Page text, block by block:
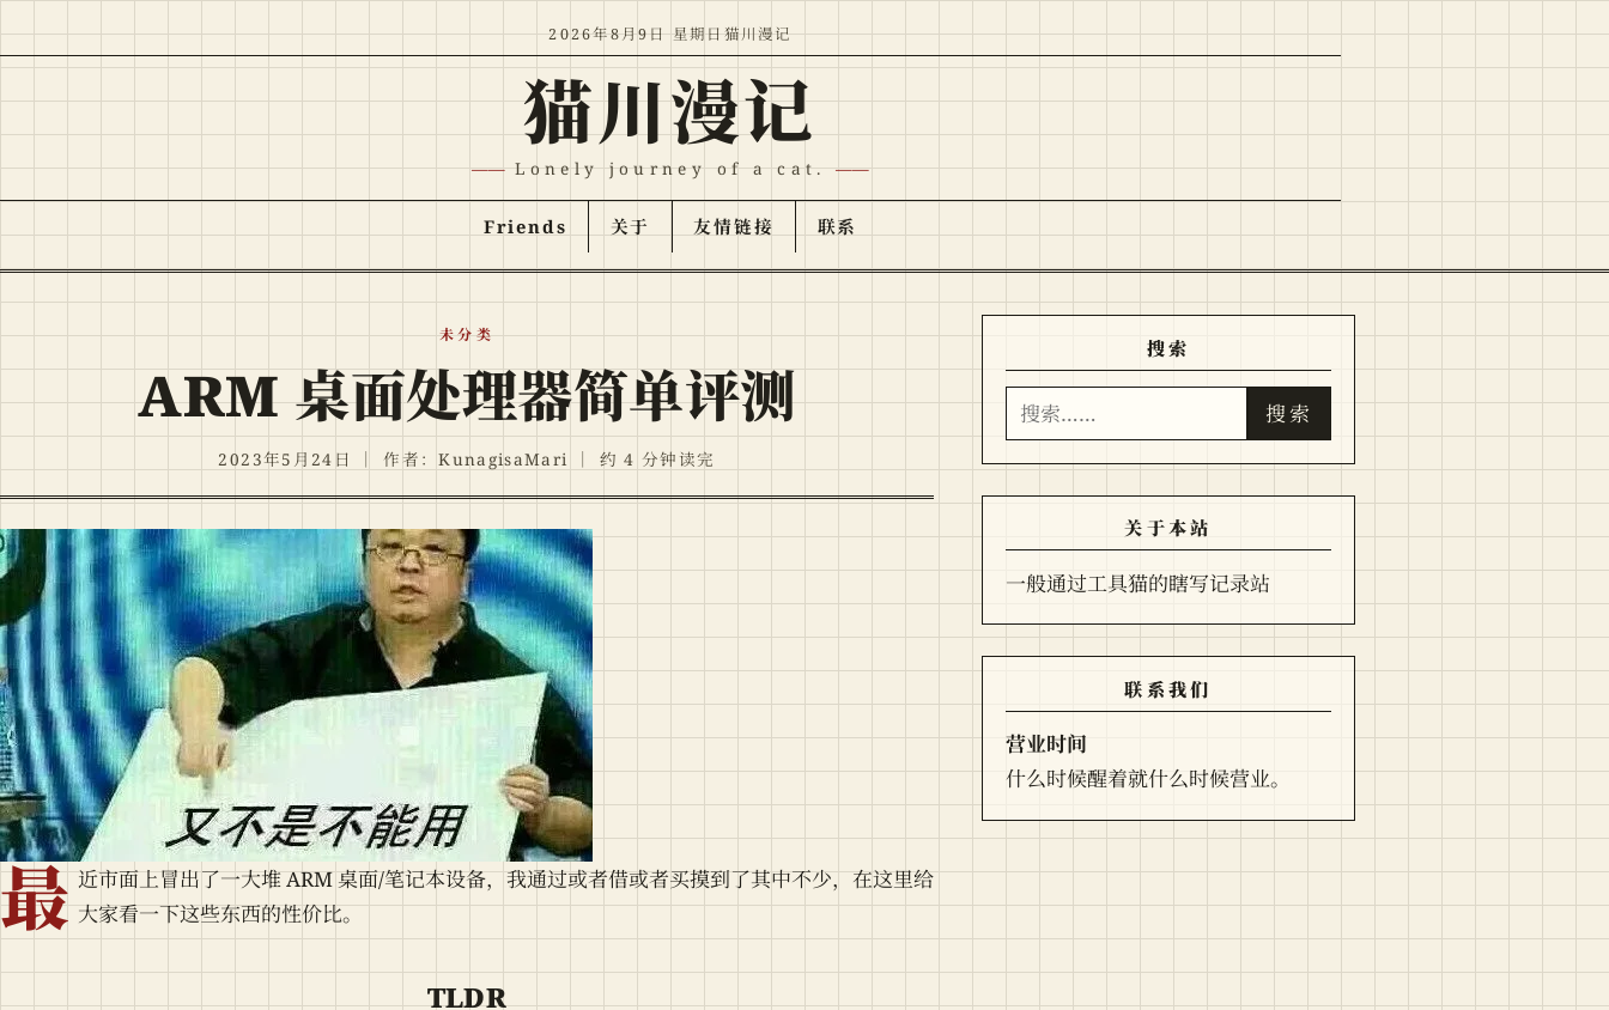
2026年8月9日 星期日猫川漫记
猫川漫记
Lonely journey of a cat.
Friends 关于 友情链接 联系
未分类
ARM 桌面处理器简单评测
2023年5月24日 ｜作者：KunagisaMari ｜ 约 4 分钟读完
最 近市面上冒出了一大堆 ARM 桌面/笔记本设备，我通过或者借或者买摸到了其中不少，在这里给
大家看一下这些东西的性价比。
TLDR
搜索
搜索 搜索
关于本站
一般通过工具猫的瞎写记录站
联系我们
营业时间
什么时候醒着就什么时候营业。